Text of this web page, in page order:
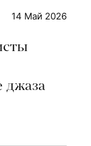
14 Май 2026
джаза